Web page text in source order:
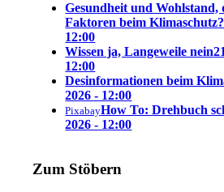
Gesundheit und Wohlstand,
Faktoren beim Klimaschutz?
12:00
Wissen ja, Langeweile nein
12:00
Desinformationen beim
2026 - 12:00
PixabayHow To: Drehbuch
2026 - 12:00
Zum Stöbern